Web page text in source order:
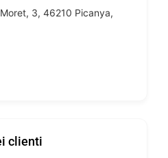
3, 46210 Picanya,
clienti